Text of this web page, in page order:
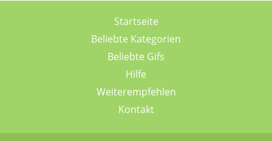
Startseite
Beliebte Kategorien
Beliebte Gifs
Hilfe
Weiterempfehlen
Kontakt